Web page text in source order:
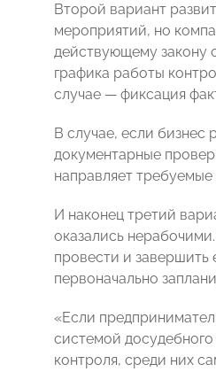
Второй вариант
мероприятий, но
действующему закону
графика работы
случае — фиксация
В случае, если бизнес
документарные
направляет
И наконец третий
оказались
провести и завершить
первоначально
«Если
системой
контроля, среди них